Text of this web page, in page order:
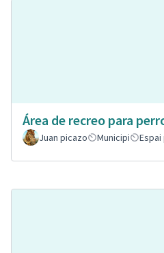
Área de recreo para
Juan picazo
Municipi